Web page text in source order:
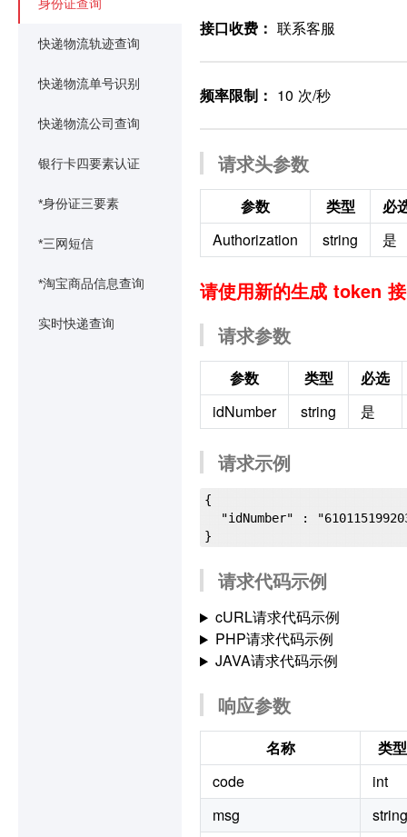
身份证查询
快递物流轨迹查询
快递物流单号识别
快递物流公司查询
银行卡四要素认证
*身份证三要素
*三网短信
*淘宝商品信息查询
实时快递查询
接口收费： 联系客服
频率限制： 10 次/秒
请求头参数
参数 类型
必
Authorization
string 是
请使用新的生成 token
请求参数
参数 类型
必选
idNumber
string 是
请求示例
{
请求代码示例
cURL请求代码示例
PHP请求代码示例
JAVA请求代码示例
响应参数
名称
类型
code
int
msg
string